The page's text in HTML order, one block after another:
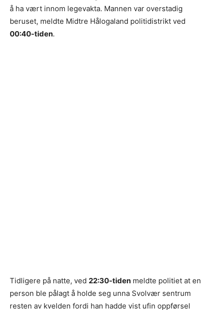
å ha vært innom legevakta. Mannen var overstadig
beruset, meldte Midtre Hålogaland politidistrikt ved
00:40-tiden.
Tidligere på natte, ved 22:30-tiden meldte politiet at en
person ble pålagt å holde seg unna Svolvær sentrum
resten av kvelden fordi han hadde vist ufin oppførsel